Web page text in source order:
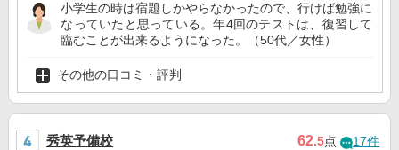
小学生の時は宿題しかやらなかったので、行けば勉強に
なっていたと思っている。年4回のテストは、復習して
臨むことが出来るようになった。（50代／女性）
その他の口コミ・評判
秀英予備校 62.5点 17件